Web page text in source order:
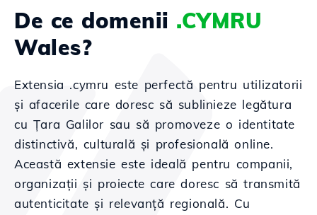
De ce domenii .CYMRU
Wales?
Extensia .cymru este perfectă pentru utilizatorii
și afacerile care doresc să sublinieze legătura
cu Țara Galilor sau să promoveze o identitate
distinctivă, culturală și profesională online.
Această extensie este ideală pentru companii,
organizații și proiecte care doresc să transmită
autenticitate și relevanță regională. Cu